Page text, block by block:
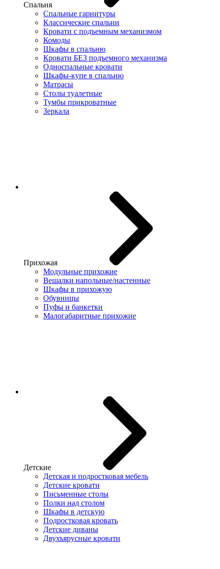
Спальня
Спальные гарнитуры
Классические спальни
Кровати с подъемным механизмом
Комоды
Шкафы в спальню
Кровати БЕЗ подъемного механизма
Односпальные кровати
Шкафы-купе в спальню
Матрасы
Столы туалетные
Тумбы прикроватные
Зеркала
Прихожая
Модульные прихожие
Вешалки напольные/настенные
Шкафы в прихожую
Обувницы
Пуфы и банкетки
Малогабаритные прихожие
Детские
Детская и подростковая мебель
Детские кровати
Письменные столы
Полки над столом
Шкафы в детскую
Подростковая кровать
Детские диваны
Двухъярусные кровати